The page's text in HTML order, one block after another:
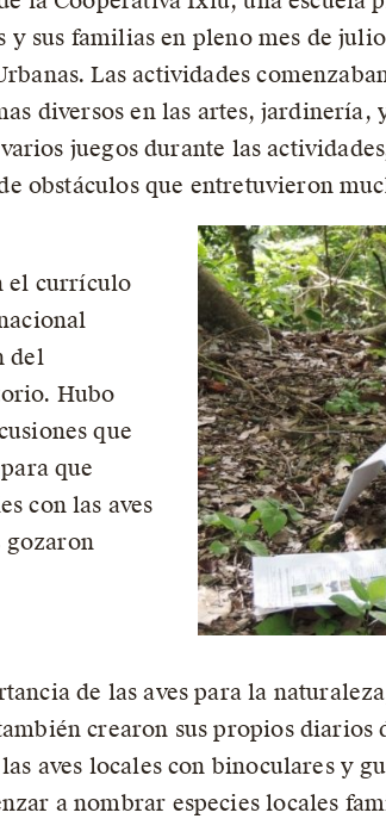
y sus familias en pleno mes de
Las actividades
diversos en las artes, jardinería,
juegos durante las
obstáculos que entretuvieron
el currículo
del
Hubo
que
que
con las aves
gozaron
de las aves para la
crearon sus propios diarios
aves locales con binoculares y
a nombrar especies locales